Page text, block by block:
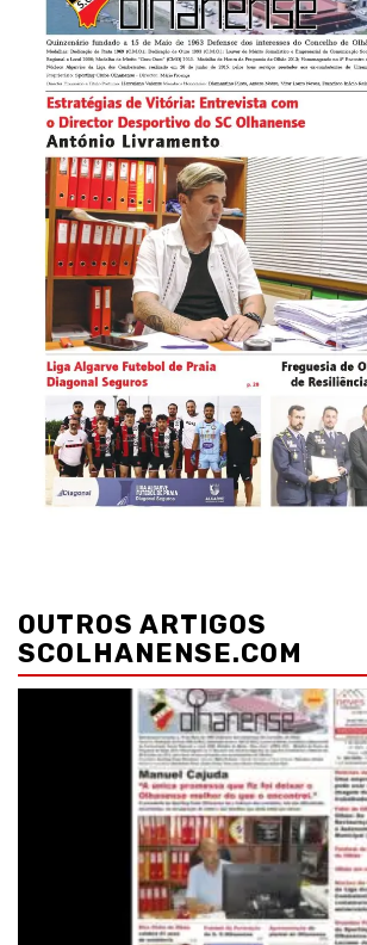
de
artigos
OUTROS ARTIGOS
SCOLHANENSE.COM